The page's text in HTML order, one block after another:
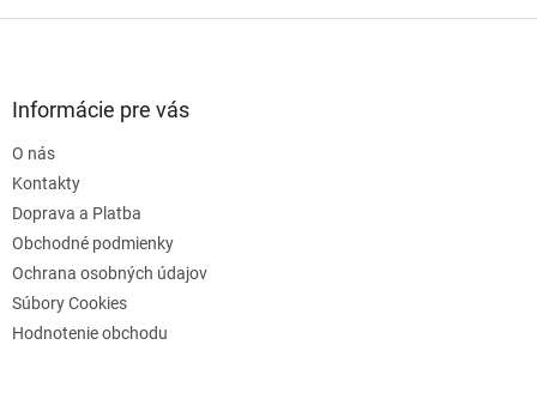
Informácie pre vás
O nás
Kontakty
Doprava a Platba
Obchodné podmienky
Ochrana osobných údajov
Súbory Cookies
Hodnotenie obchodu